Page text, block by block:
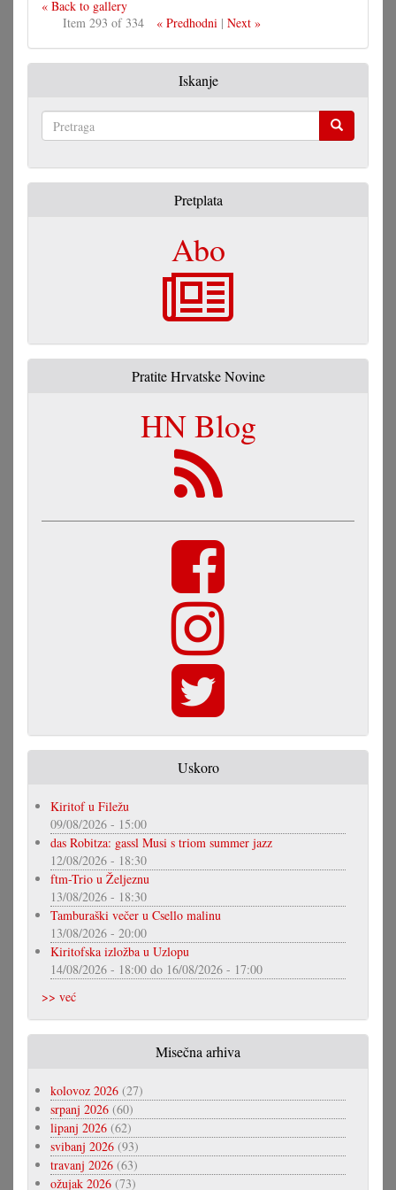
« Back to gallery
Item 293 of 334
« Predhodni| Next »
Iskanje
Pretplata
Abo
Pratite Hrvatske Novine
HN Blog
Uskoro
Kiritof u Filežu
09/08/2026 - 15:00
das Robitza: gassl Musi s triom summer jazz
12/08/2026 - 18:30
ftm-Trio u Željeznu
13/08/2026 - 18:30
Tamburaški večer u Csello malinu
13/08/2026 - 20:00
Kiritofska izložba u Uzlopu
14/08/2026 - 18:00 do 16/08/2026 - 17:00
>> već
Misečna arhiva
kolovoz 2026 (27)
srpanj 2026 (60)
lipanj 2026 (62)
svibanj 2026 (93)
travanj 2026 (63)
ožujak 2026 (73)